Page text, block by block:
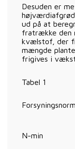
Desuden er
ud på at
fratrække den
kvælstof, der
mængde
frigives i
Tabel 1
N-min